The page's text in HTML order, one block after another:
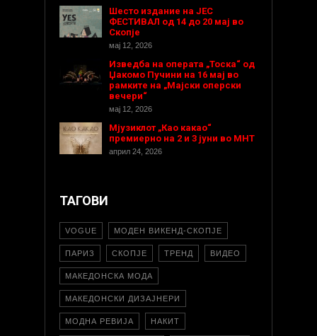
Шесто издание на ЈЕС
ФЕСТИВАЛ од 14 до 20 мај во
Скопје
мај 12, 2026
Изведба на операта „Тоска“ од
Џакомо Пучини на 16 мај во
рамките на „Мајски оперски
вечери“
мај 12, 2026
Мјузиклот „Као какао“
премиерно на 2 и 3 јуни во МНТ
април 24, 2026
ТАГОВИ
VOGUE МОДЕН ВИКЕНД-СКОПЈЕ
ПАРИЗ СКОПЈЕ ТРЕНД ВИДЕО
МАКЕДОНСКА МОДА
МАКЕДОНСКИ ДИЗАЈНЕРИ
МОДНА РЕВИЈА НАКИТ